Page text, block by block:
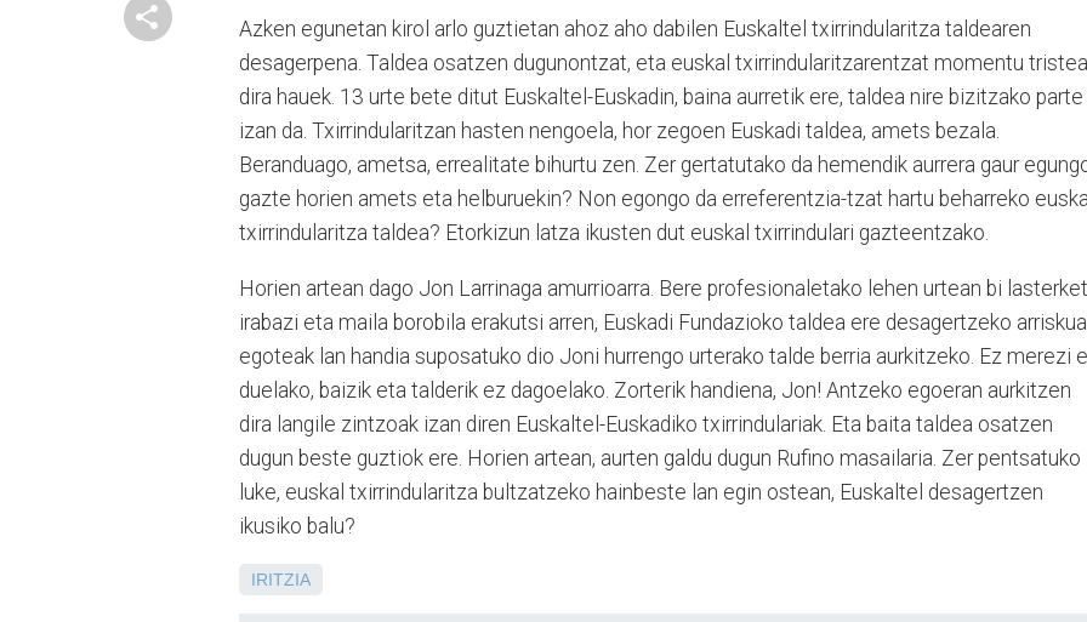
Azken egunetan kirol arlo guztietan ahoz aho dabilen Euskaltel txirrindularitza taldearen
desagerpena. Taldea osatzen dugunontzat, eta euskal txirrindularitzarentzat momentu
dira hauek. 13 urte bete ditut Euskaltel-Euskadin, baina aurretik ere, taldea nire bizitzako parte
izan da. Txirrindularitzan hasten nengoela, hor zegoen Euskadi taldea, amets bezala.
Beranduago, ametsa, errealitate bihurtu zen. Zer gertatutako da hemendik aurrera gaur
gazte horien amets eta helburuekin? Non egongo da erreferentzia-tzat hartu beharreko euskal
txirrindularitza taldea? Etorkizun latza ikusten dut euskal txirrindulari gazteentzako.
Horien artean dago Jon Larrinaga amurrioarra. Bere profesionaletako lehen urtean bi
irabazi eta maila borobila erakutsi arren, Euskadi Fundazioko taldea ere desagertzeko
egoteak lan handia suposatuko dio Joni hurrengo urterako talde berria aurkitzeko. Ez merezi
duelako, baizik eta talderik ez dagoelako. Zorterik handiena, Jon! Antzeko egoeran aurkitzen
dira langile zintzoak izan diren Euskaltel-Euskadiko txirrindulariak. Eta baita taldea osatzen
dugun beste guztiok ere. Horien artean, aurten galdu dugun Rufino masailaria. Zer pentsatuko
luke, euskal txirrindularitza bultzatzeko hainbeste lan egin ostean, Euskaltel desagertzen
ikusiko balu?
IRITZIA